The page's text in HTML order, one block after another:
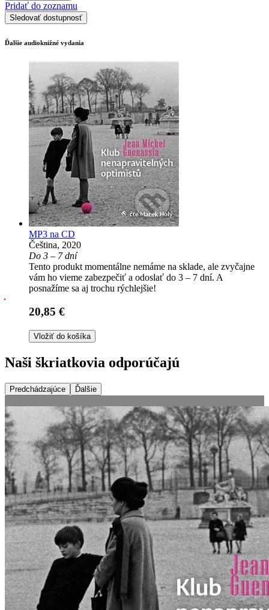
Pridať do zoznamu
Sledovať dostupnosť
Ďalšie audioknižné vydania
MP3 na CD
Čeština, 2020
Do 3 – 7 dní
Tento produkt momentálne nemáme na sklade, ale zvyčajne
vám ho vieme zabezpečiť a odoslať do 3 – 7 dní. A
posnažíme sa aj trochu rýchlejšie!
20,85 €
Vložiť do košíka
Naši škriatkovia odporúčajú
Predchádzajúce Ďalšie